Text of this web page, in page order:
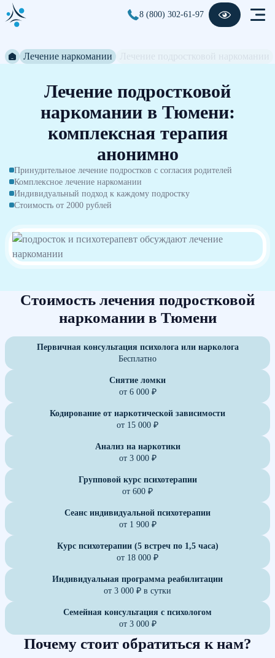
8 (800) 302-61-97
Лечение наркомании
Лечение подростковой
наркомании в Тюмени:
комплексная терапия
анонимно
Принудительное лечение подростков с согласия родителей
Комплексное лечение наркомании
Индивидуальный подход к каждому подростку
Стоимость от 2000 рублей
Стоимость лечения подростковой
наркомании в Тюмени
Первичная консультация психолога или нарколога
Бесплатно
Снятие ломки
от 6 000 ₽
Кодирование от наркотической зависимости
от 15 000 ₽
Анализ на наркотики
от 3 000 ₽
Групповой курс психотерапии
от 600 ₽
Сеанс индивидуальной психотерапии
от 1 900 ₽
Курс психотерапии (5 встреч по 1,5 часа)
от 18 000 ₽
Индивидуальная программа реабилитации
от 3 000 ₽ в сутки
Семейная консультация с психологом
от 3 000 ₽
Почему стоит обратиться к нам?